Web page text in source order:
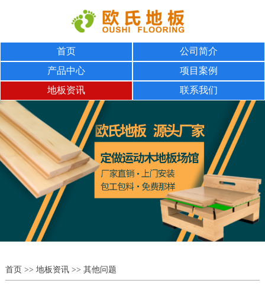
首页
公司简介
产品中心
项目案例
地板资讯
联系我们
首页>> 地板资讯>> 其他问题